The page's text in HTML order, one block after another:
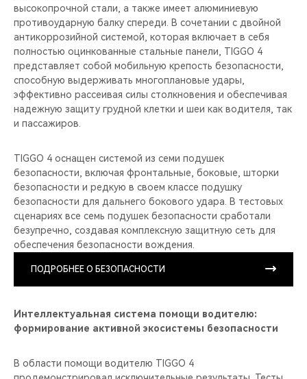
высокопрочной стали, а также имеет алюминиевую
противоударную балку спереди. В сочетании с двойной
антикоррозийной системой, которая включает в себя
полностью оцинкованные стальные панели, TIGGO 4
представляет собой мобильную крепость безопасности,
способную выдерживать многоплановые удары,
эффективно рассеивая силы столкновения и обеспечивая
надежную защиту грудной клетки и шеи как водителя, так
и пассажиров.
TIGGO 4 оснащен системой из семи подушек
безопасности, включая фронтальные, боковые, шторки
безопасности и редкую в своем классе подушку
безопасности для дальнего бокового удара. В тестовых
сценариях все семь подушек безопасности сработали
безупречно, создавая комплексную защитную сеть для
обеспечения безопасности вождения.
ПОДРОБНЕЕ О БЕЗОПАСНОСТИ
Интеллектуальная система помощи водителю:
формирование активной экосистемы безопасности
В области помощи водителю TIGGO 4